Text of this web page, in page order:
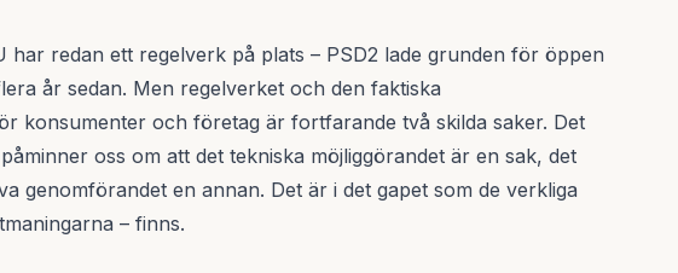
har redan ett regelverk på plats – PSD2 lade grunden för öppen
år sedan. Men regelverket och den faktiska
konsumenter och företag är fortfarande två skilda saker. Det
oss om att det tekniska möjliggörandet är en sak, det
genomförandet en annan. Det är i det gapet som de verkliga
– finns.